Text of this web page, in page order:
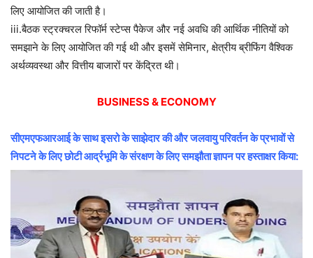
लिए आयोजित की जाती है।
iii.बैठक स्ट्रक्चरल रिफॉर्म स्टेप्स पैकेज और नई अवधि की आर्थिक नीतियों को
समझाने के लिए आयोजित की गई थी और इसमें सेमिनार, क्षेत्रीय ब्रीफिंग वैश्विक
अर्थव्यवस्था और वित्तीय बाजारों पर केंद्रित थी।
BUSINESS & ECONOMY
सीएमएफआरआई के साथ इसरो के साझेदार की और जलवायु परिवर्तन के प्रभावों से
निपटने के लिए छोटी आर्द्रभूमि के संरक्षण के लिए समझौता ज्ञापन पर हस्ताक्षर किया: